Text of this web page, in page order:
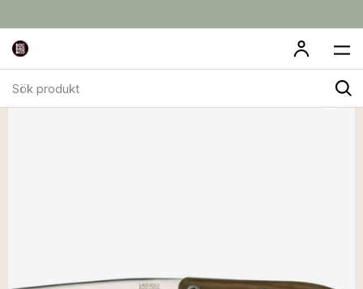
produkt